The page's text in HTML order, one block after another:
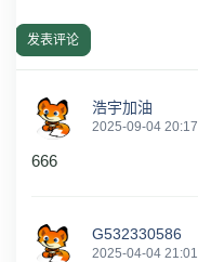
发表评论
浩宇加油
2025-09-04 20:17
666
G532330586
2025-04-04 21:01